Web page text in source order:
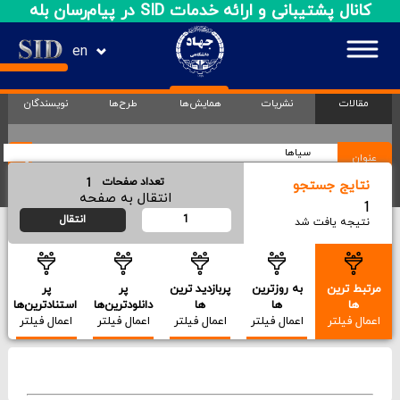
کانال پشتیبانی و ارائه خدمات SID در پیام‌رسان بله
مقالات نشریات همایش‌ها طرح‌ها نویسندگان
عنوان
نتایج جستجو
1
نتیجه یافت شد
مرتبط ترین
ها
اعمال فیلتر
به روزترین
ها
اعمال فیلتر
پربازدید ترین
ها
اعمال فیلتر
پر
دانلودترین‌ها
اعمال فیلتر
پر
استنادترین‌ها
اعمال فیلتر
تعداد صفحات 1
انتقال به صفحه